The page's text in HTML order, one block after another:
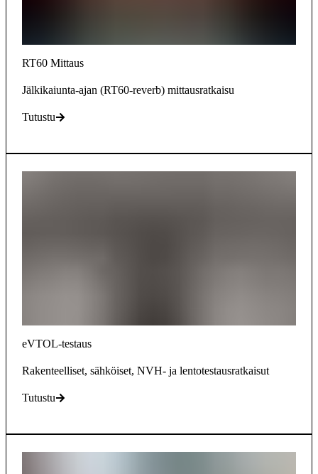
RT60 Mittaus
Jälkikaiunta-ajan (RT60-reverb) mittausratkaisu
Tutustu
eVTOL-testaus
Rakenteelliset, sähköiset, NVH- ja lentotestausratkaisut
Tutustu